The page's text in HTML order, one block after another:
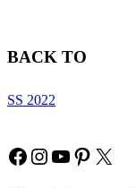
BACK TO
SS 2022
Facebook
Instagram
YouTube
Pinterest
X